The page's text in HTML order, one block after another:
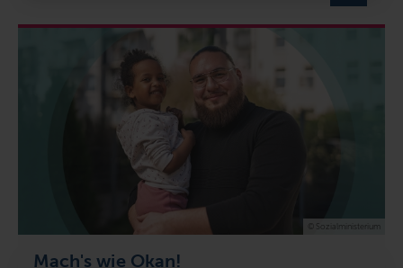
Mach's wie Okan!
© Sozialministerium